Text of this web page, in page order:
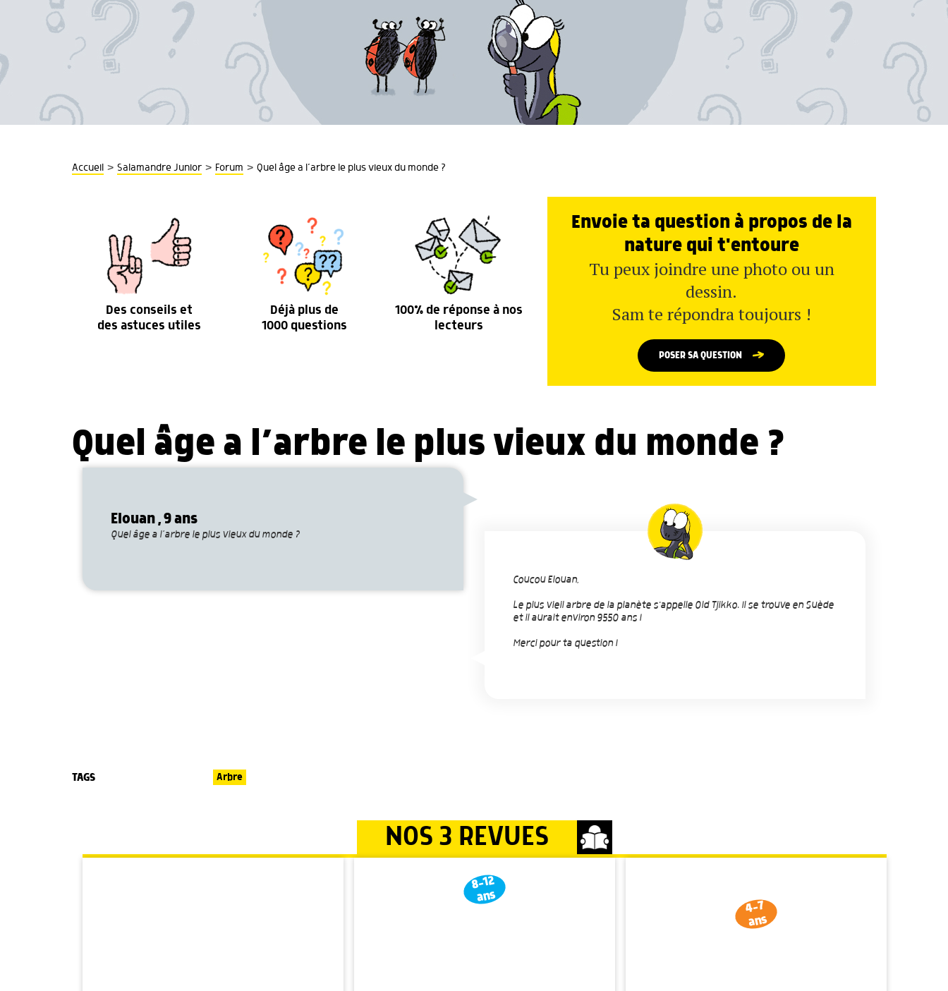
Accueil > Salamandre Junior > Forum > Quel âge a l’arbre le plus vieux du monde ?
Des conseils et
des astuces utiles
Déjà plus de
1000 questions
100% de réponse à nos
lecteurs
Envoie ta question à propos de la
nature qui t'entoure
Tu peux joindre une photo ou un
dessin.
Sam te répondra toujours !
POSER SA QUESTION
Quel âge a l’arbre le plus vieux du monde ?
Elouan , 9 ans
Quel âge a l’arbre le plus vieux du monde ?
Coucou Elouan,
Le plus vieil arbre de la planète s'appelle Old Tjikko. Il se trouve en Suède
et il aurait environ 9550 ans !
Merci pour ta question !
TAGS Arbre
NOS 3 REVUES
8-12
ans
4-7
ans